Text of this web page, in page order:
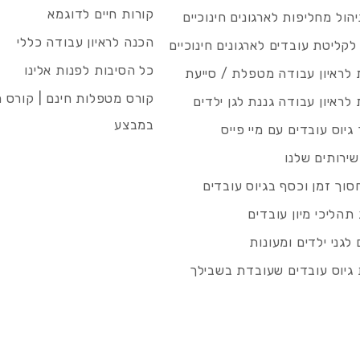
מחליפות לארגונים חינוכיים
לקליטת עובדים לארגונים חינוכיים
לראיון עבודה מטפלת / סייעת
עבודה גננת לגן ילדים
עובדים עם מיי פייס
שלנו
זמן וכסף בגיוס עובדים
מיון עובדים
ילדים ומעונות
גיוס עובדים שעובדת בשבילך
קורות חיים לדוגמא
הכנה לראיון עבודה כללי
כל הסיבות לפנות אלינו
קורס מטפלות חינם |
במבצע